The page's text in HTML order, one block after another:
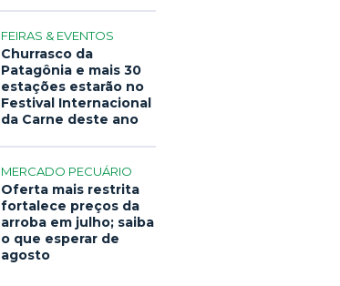
FEIRAS & EVENTOS
Churrasco da
Patagônia e mais 30
estações estarão no
Festival Internacional
da Carne deste ano
MERCADO PECUÁRIO
Oferta mais restrita
fortalece preços da
arroba em julho; saiba
o que esperar de
agosto